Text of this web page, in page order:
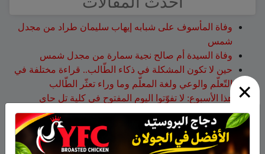
×
وفاة المأسوف على شبابه إيهاب سليمان طراد من مجدل
شمس
وفاة السيدة أم صالح نجية سمارة من مجدل شمس
حين لا تكون المشكلة في ذكاء الطّالب.. قراءة مختلفة في
التّعلّم والوعي ولغة المعلّم وما وراء تعثّر الطّالب
هذا الأسبوع: لا تفوّتوا اليوم المفتوح في كلية تل حاي
للهندسيين – 13/8/2026
تخريج 14 نحالاً جديداً في الجولان بإشراف جمعية نحالي
الحرمون